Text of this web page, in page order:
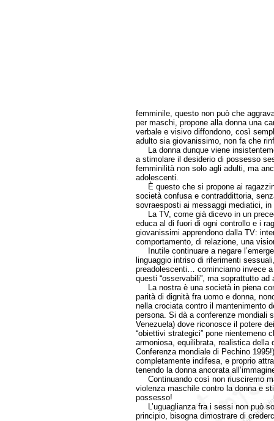
femminile, questo non può che
per maschi, propone alla donna una
verbale e visivo diffondono, così
adulto sia giovanissimo, non fa che
La donna dunque viene
a stimolare il desiderio di possesso
femminilità non solo agli adulti, ma
adolescenti.
È questo che si propone ai
società confusa e contraddittoria,
sovraesposti ai messaggi mediatici,
La TV, come già dicevo in un
educa al di fuori di ogni controllo e i
giovanissimi apprendono dalla TV:
comportamento, di relazione, una
Inutile continuare a negare
linguaggio intriso di riferimenti
preadolescenti… cominciamo invece
questi “osservabili”, ma soprattutto
La nostra è una società in piena
parità di dignità fra uomo e donna,
nella crociata contro il mantenimento
persona. Si dà a conferenze mondiali
Venezuela) dove riconosce il potere
“obiettivi strategici” pone nientemeno
armoniosa, equilibrata, realistica della
Conferenza mondiale di Pechino
completamente indifesa, e proprio
tenendo la donna ancorata
Continuando così non riusciremo
violenza maschile contro la donna e
possesso!
L’uguaglianza fra i sessi non può
principio, bisogna dimostrare di